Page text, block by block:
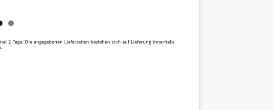
2 Tage. Die angegebenen Lieferzeiten beziehen sich auf Lieferung innerhalb